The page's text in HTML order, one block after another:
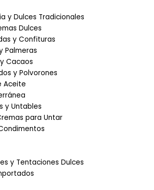
y Dulces Tradicionales
Dulces
y Confituras
Palmeras
Cacaos
y Polvorones
Aceite
y Untables
para Untar
y Tentaciones Dulces